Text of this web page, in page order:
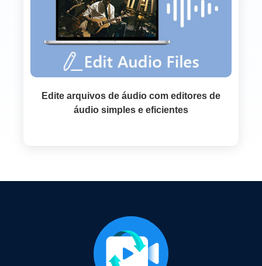
Edite arquivos de áudio com editores de
áudio simples e eficientes